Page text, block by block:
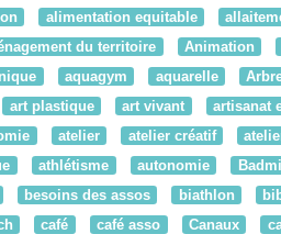
alimentation equitable
du territoire Animation
aquagym aquarelle
art plastique art vivant artisanat
atelier atelier créatif
athlétisme autonomie
besoins des assos biathlon
café café asso Canaux